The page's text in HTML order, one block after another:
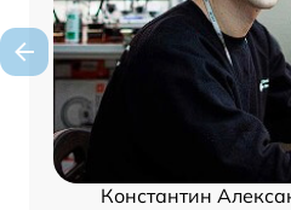
Константин